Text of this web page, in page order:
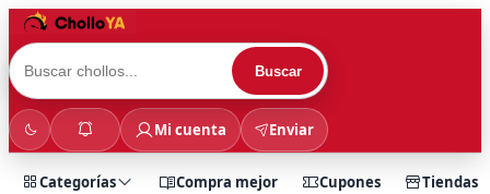
Buscar
Mi cuenta Enviar
Categorías Compra mejor Cupones Tiendas